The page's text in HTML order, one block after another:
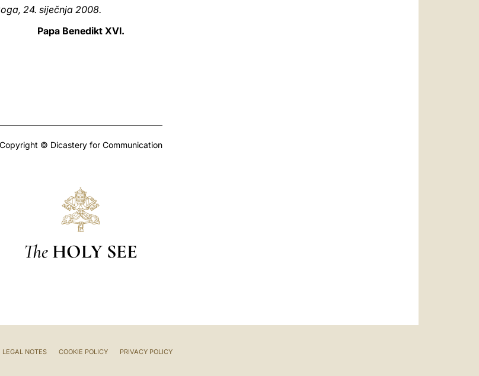
24. siječnja 2008.
Papa Benedikt XVI.
Copyright © Dicastery for Communication
The HOLY SEE
LEGAL NOTES COOKIE POLICY PRIVACY POLICY